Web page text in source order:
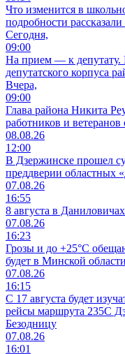
Что изменится в
подробности
Сегодня,
09:00
На прием — к депутату.
депутатского корпуса
Вчера,
09:00
Глава района Никита
работников и ветеранов
08.08.26
12:00
В Дзержинске прошел
преддверии областных
07.08.26
16:55
8 августа в
07.08.26
16:23
Грозы и до +25°С
будет в Минской
07.08.26
16:15
С 17 августа будет
рейсы маршрута 235С
Безодницу
07.08.26
16:01